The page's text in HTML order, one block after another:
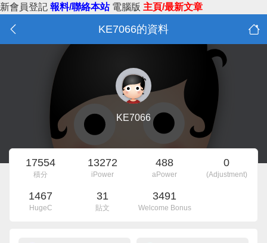
新會員登記 報料/聯絡本站 電腦版 主頁/最新文章
KE7066的資料
KE7066
17554
積分
13272
iPower
488
aPower
0
(Adjustment)
1467
HugeC
31
貼文
3491
Welcome Bonus